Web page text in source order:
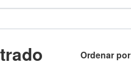
Ordenar por